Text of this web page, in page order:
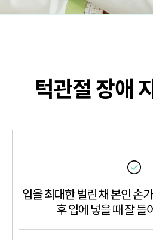
턱관절 장애
입을 최대한 벌린 채 본인 손
후 입에 넣을 때 잘 들